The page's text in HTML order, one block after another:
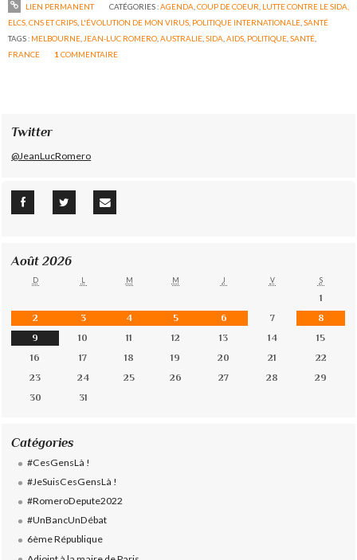
LIEN PERMANENT CATÉGORIES :AGENDA COUP DE COEUR LUTTE CONTRE LE SIDA,
ELCS, CNS ET CRIPS L'ÉVOLUTION DE MON VIRUS POLITIQUE INTERNATIONALE ,SANTÉ
TAGS : MELBOURNE JEAN-LUC ROMERO ,AUSTRALIE ,SIDA ,AIDS POLITIQUE ,SANTÉ
FRANCE
1 COMMENTAIRE
Twitter
@JeanLucRomero
Août 2026
D L M M J V S
1
2
3 4 5 6 7
8
9
10 11 12 13 14
15
16
17 18 19 20 21
22
23
24 25 26 27 28
29
30
31
Catégories
#CesGensLà !
#JeSuisCesGensLà !
#RomeroDepute2022
#UnBancUnDébat
6ème République